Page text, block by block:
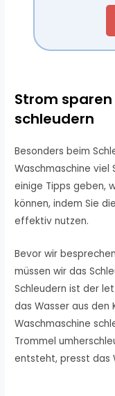
Strom
schleudern
Besonders beim
Waschmaschine viel
einige Tipps geben,
können, indem Sie
effektiv nutzen.
Bevor wir
müssen wir das
Schleudern ist der
das Wasser aus den
Waschmaschine
Trommel
entsteht, presst das